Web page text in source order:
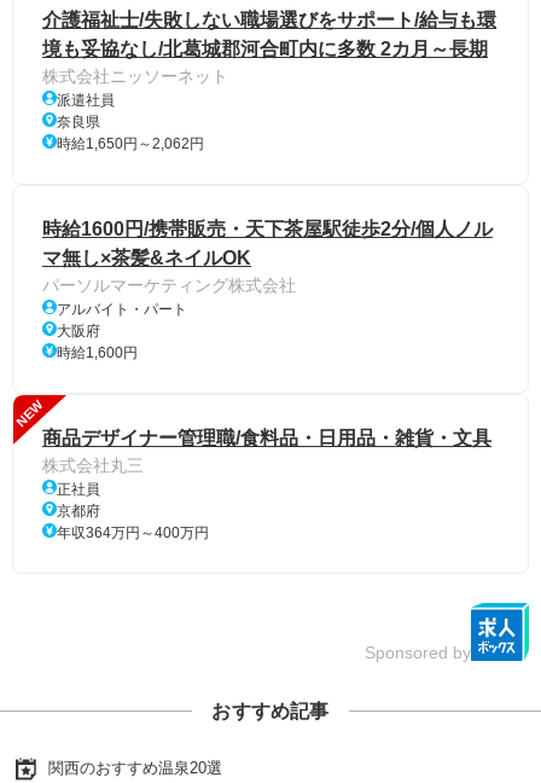
介護福祉士/失敗しない職場選びをサポート/給与も環
境も妥協なし/北葛城郡河合町内に多数 2カ月～長期
株式会社ニッソーネット
派遣社員
奈良県
時給1,650円～2,062円
時給1600円/携帯販売・天下茶屋駅徒歩2分/個人ノル
マ無し×茶髪&ネイルOK
パーソルマーケティング株式会社
アルバイト・パート
大阪府
時給1,600円
NEW
商品デザイナー管理職/食料品・日用品・雑貨・文具
株式会社丸三
正社員
京都府
年収364万円～400万円
Sponsored by
おすすめ記事
関西のおすすめ温泉20選